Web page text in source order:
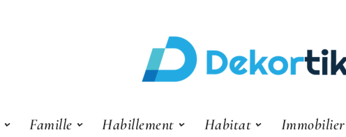
Famille Habillement Habitat Immobilier